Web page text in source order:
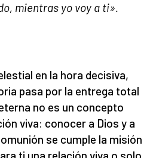
mientras yo voy a ti».
en la hora decisiva,
pasa por la entrega total
no es un concepto
viva: conocer a Dios y a
se cumple la misión